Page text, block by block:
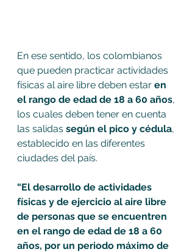
En ese sentido, los colombianos
que pueden practicar actividades
físicas al aire libre deben estar en
el rango de edad de 18 a 60 años,
los cuales deben tener en cuenta
las salidas según el pico y cédula,
establecido en las diferentes
ciudades del país.
“El desarrollo de actividades
físicas y de ejercicio al aire libre
de personas que se encuentren
en el rango de edad de 18 a 60
años, por un periodo máximo de